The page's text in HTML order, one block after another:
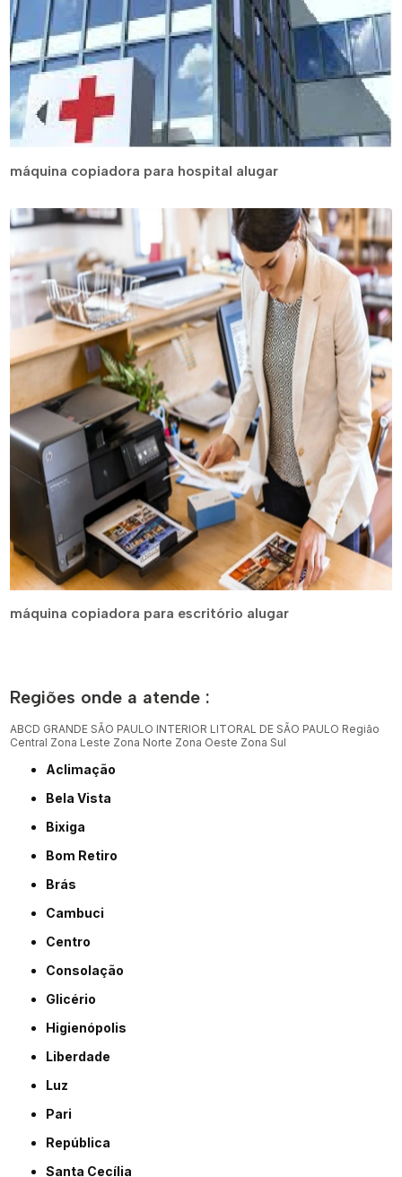
máquina copiadora para hospital alugar
máquina copiadora para escritório alugar
Regiões onde a atende :
ABCD GRANDE SÃO PAULO INTERIOR LITORAL DE SÃO PAULO Região
Central Zona Leste Zona Norte Zona Oeste Zona Sul
Aclimação
Bela Vista
Bixiga
Bom Retiro
Brás
Cambuci
Centro
Consolação
Glicério
Higienópolis
Liberdade
Luz
Pari
República
Santa Cecília